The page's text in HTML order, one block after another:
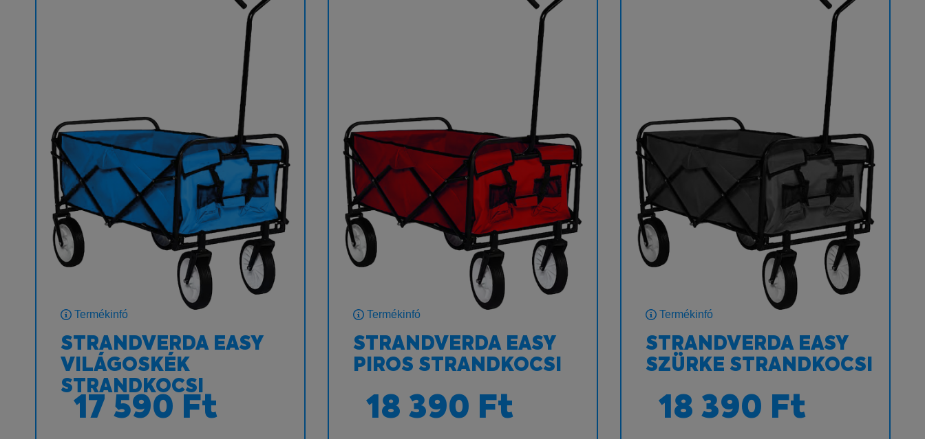
Termékinfó
STRANDVERDA EASY
VILÁGOSKÉK
STRANDKOCSI
17 590 Ft
Termékinfó
STRANDVERDA EASY
PIROS STRANDKOCSI
18 390 Ft
Termékinfó
STRANDVERDA EASY
SZÜRKE STRANDKOCSI
18 390 Ft